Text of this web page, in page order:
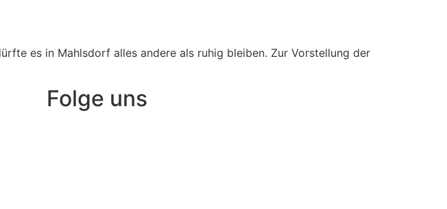
es in Mahlsdorf alles andere als ruhig bleiben. Zur Vorstellung der
Folge uns